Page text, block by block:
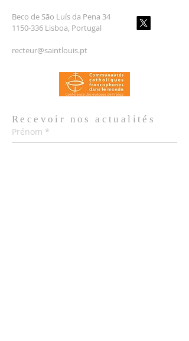
Beco de São Luís da Pena 34
1150-336 Lisboa, Portugal
recteur@saintlouis.pt
Recevoir nosactualités
Prénom *